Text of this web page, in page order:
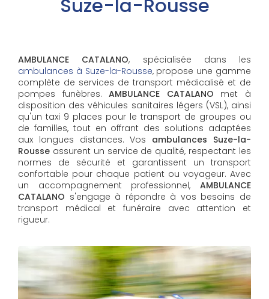
Suze-la-Rousse
AMBULANCE CATALANO, spécialisée dans les
ambulances à Suze-la-Rousse, propose une gamme
complète de services de transport médicalisé et de
pompes funèbres.AMBULANCE CATALANO met à
disposition des véhicules sanitaires légers (VSL), ainsi
qu'un taxi 9 places pour le transport de groupes ou
de familles, tout en offrant des solutions adaptées
aux longues distances. Vos ambulances Suze-la-
Rousse assurent un service de qualité, respectant les
normes de sécurité et garantissent un transport
confortable pour chaque patient ou voyageur. Avec
un accompagnement professionnel, AMBULANCE
CATALANO s'engage à répondre à vos besoins de
transport médical et funéraire avec attention et
rigueur.